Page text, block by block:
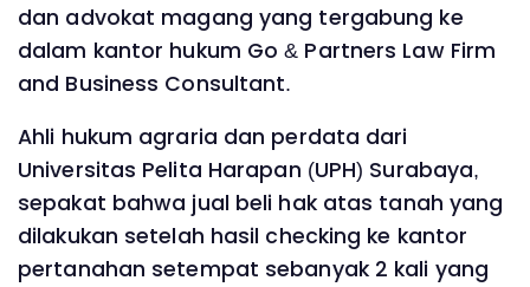
dan advokat magang yang tergabung ke
dalam kantor hukum Go & Partners Law Firm
and Business Consultant.
Ahli hukum agraria dan perdata dari
Universitas Pelita Harapan (UPH) Surabaya,
sepakat bahwa jual beli hak atas tanah yang
dilakukan setelah hasil checking ke kantor
pertanahan setempat sebanyak 2 kali yang